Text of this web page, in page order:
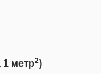
1 метр2)